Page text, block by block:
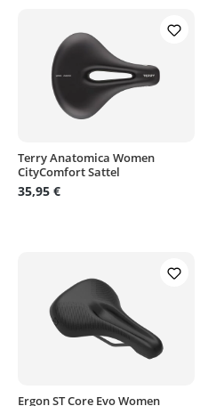
Terry Anatomica Women
CityComfort Sattel
35,95 €
Ergon ST Core Evo Women